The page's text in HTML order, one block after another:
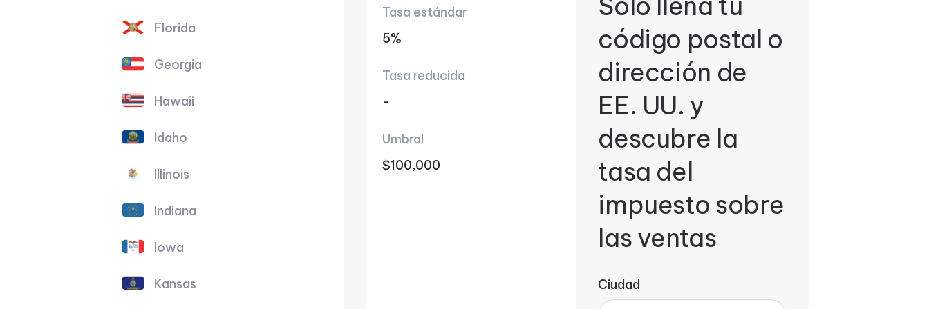
Florida
Georgia
Hawaii
Idaho
Illinois
Indiana
Iowa
Kansas
Tasa estándar
5%
Tasa reducida
-
Umbral
$100,000
código postal o
dirección de
EE. UU. y
descubre la
tasa del
impuesto sobre
las ventas
Ciudad